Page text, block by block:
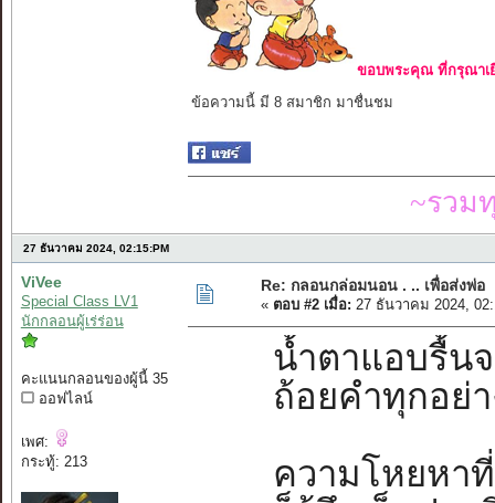
ขอบพระคุณ ที่กรุณาเ
ข้อความนี้ มี 8 สมาชิก มาชื่นชม
~รวม
27 ธันวาคม 2024, 02:15:PM
ViVee
Special Class LV1
นักกลอนผู้เร่ร่อน
คะแนนกลอนของผู้นี้ 35
ออฟไลน์
เพศ:
กระทู้: 213
Re: กลอนกล่อมนอน . .. เพื่อส่งพ่อ
« ตอบ #2 เมื่อ: 27 ธันวาคม 2024,
น้ำตาแอบรื้น
ถ้อยคำทุกอย่
ความโหยหา